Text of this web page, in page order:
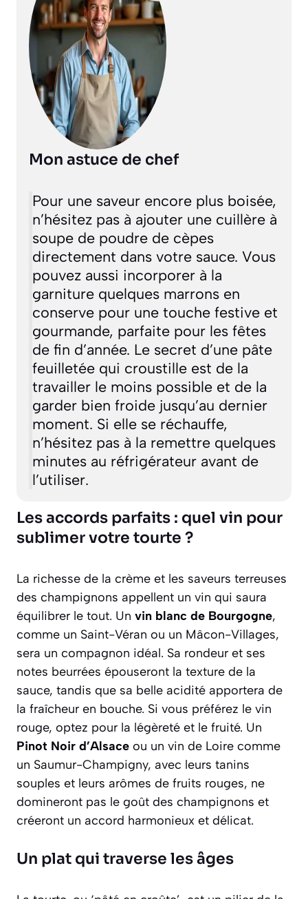
Mon astuce de chef
Pour une saveur encore plus boisée,
n’hésitez pas à ajouter une cuillère à
soupe de poudre de cèpes
directement dans votre sauce. Vous
pouvez aussi incorporer à la
garniture quelques marrons en
conserve pour une touche festive et
gourmande, parfaite pour les fêtes
de fin d’année. Le secret d’une pâte
feuilletée qui croustille est de la
travailler le moins possible et de la
garder bien froide jusqu’au dernier
moment. Si elle se réchauffe,
n’hésitez pas à la remettre quelques
minutes au réfrigérateur avant de
l’utiliser.
Les accords parfaits : quel vin pour
sublimer votre tourte ?
La richesse de la crème et les saveurs terreuses
des champignons appellent un vin qui saura
équilibrer le tout. Un vin blanc de Bourgogne,
comme un Saint-Véran ou un Mâcon-Villages,
sera un compagnon idéal. Sa rondeur et ses
notes beurrées épouseront la texture de la
sauce, tandis que sa belle acidité apportera de
la fraîcheur en bouche. Si vous préférez le vin
rouge, optez pour la légèreté et le fruité. Un
Pinot Noir d’Alsace ou un vin de Loire comme
un Saumur-Champigny, avec leurs tanins
souples et leurs arômes de fruits rouges, ne
domineront pas le goût des champignons et
créeront un accord harmonieux et délicat.
Un plat qui traverse les âges